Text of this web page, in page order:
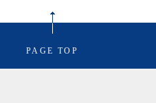
PAGE TOP